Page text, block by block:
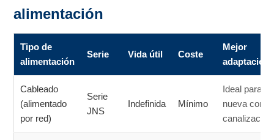
alimentación
Tipo de
alimentación
Serie Vida útil Coste
Mejor
adaptación
Cableado
(alimentado
por red)
Serie
JNS
Indefinida Mínimo
Ideal para
nueva con
canalización